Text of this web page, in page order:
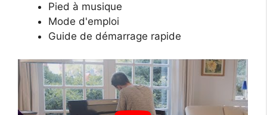
Pied à musique
Mode d'emploi
Guide de démarrage rapide